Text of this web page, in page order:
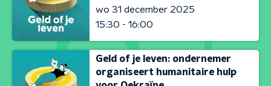
wo 31 december 2025
15:30 - 16:00
Geld of je leven: ondernemer
organiseert humanitaire hulp